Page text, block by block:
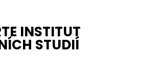
INSTITUT
STUDIÍ